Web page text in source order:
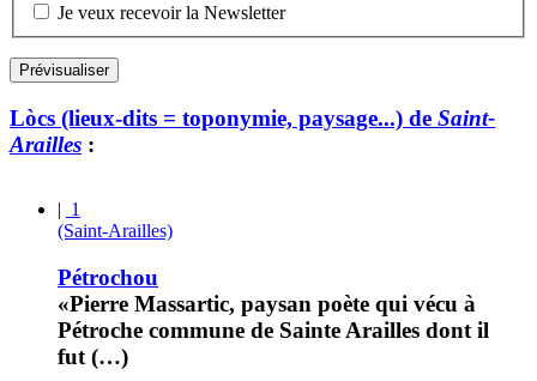
Je veux recevoir la Newsletter
Lòcs (lieux-dits = toponymie, paysage...) de Saint-
Arailles :
| 1
(Saint-Arailles)
Pétrochou
«Pierre Massartic, paysan poète qui vécu à
Pétroche commune de Sainte Arailles dont il
fut (…)